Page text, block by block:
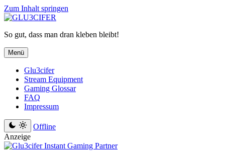
Zum Inhalt springen
So gut, dass man dran kleben bleibt!
Menü
Glu3cifer
Stream Equipment
Gaming Glossar
FAQ
Impressum
Offline
Anzeige